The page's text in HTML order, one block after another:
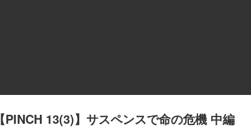
【PINCH 13(3)】サスペンスで命の危機 中編